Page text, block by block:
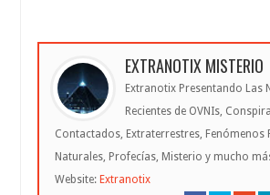
EXTRANOTIX MISTERIO
Extranotix Presentando Las
Recientes de OVNIs,
Contactados, Extraterrestres, Fenómenos
Naturales, Profecías, Misterio y mucho
Website: Extranotix